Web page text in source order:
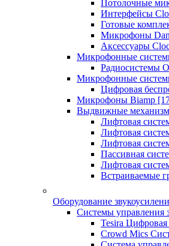
Потолочные
Интерфейсы
Готовые
Микрофоны
Аксессуары
Микрофонные
Радиосистемы
Микрофонные
Цифровая
Микрофоны Biamp
Выдвижные
Лифтовая
Лифтовая
Лифтовая
Пассивная
Лифтовая
Встраиваемые
Оборудование
Системы управления
Tesira
Crowd Mics